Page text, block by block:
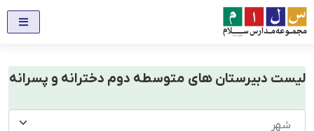
لیست دبیرستان های متوسطه دوم دخترانه و پسرانه
شهر